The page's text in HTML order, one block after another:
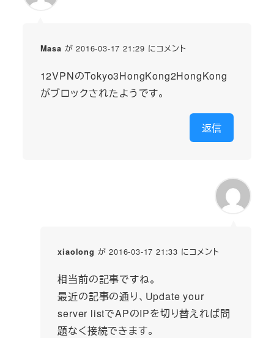
Masa が 2016-03-17 21:29 にコメント
12VPNのTokyo3HongKong2HongKong
がブロックされたようです。
返信
xiaolong が 2016-03-17 21:33 にコメント
相当前の記事ですね。
最近の記事の通り、Update your
server listでAPのIPを切り替えれば問
題なく接続できます。